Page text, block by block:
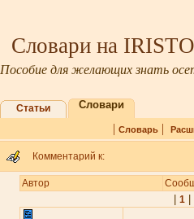
Словари на
Пособие для желающих знать
Статьи Словари
| Словарь|
Комментарий к:
Автор
1|